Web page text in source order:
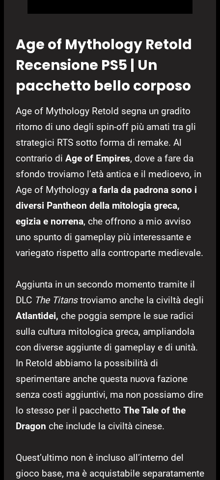
Age of Mythology Retold
Recensione PS5 | Un
pacchetto bello corposo
Age of Mythology Retold segna un gradito
ritorno di uno degli spin-off più amati tra gli
strategici RTS sotto forma di remake. Al
contrario di Age of Empires, dove a fare da
sfondo troviamo l’età antica e il medioevo, in
Age of Mythology a farla da padrona sono i
diversi Pantheon della mitologia greca,
egizia e norrena, che offrono a mio avviso
uno spunto di gameplay più interessante e
variegato rispetto alla controparte medievale.
Aggiunta in un secondo momento tramite il
DLC The Titanstroviamo anche la civiltà degli
Atlantidei, che poggia sempre le sue radici
sulla cultura mitologica greca, ampliandola
con diverse aggiunte di gameplay e di unità.
In Retold abbiamo la possibilità di
sperimentare anche questa nuova fazione
senza costi aggiuntivi, ma non possiamo dire
lo stesso per il pacchetto The Tale of the
Dragon che include la civiltà cinese.
Quest’ultimo non è incluso all’interno del
gioco base, ma è acquistabile separatamente